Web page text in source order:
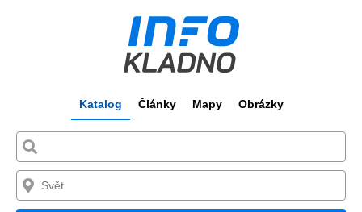
Katalog Články Mapy Obrázky